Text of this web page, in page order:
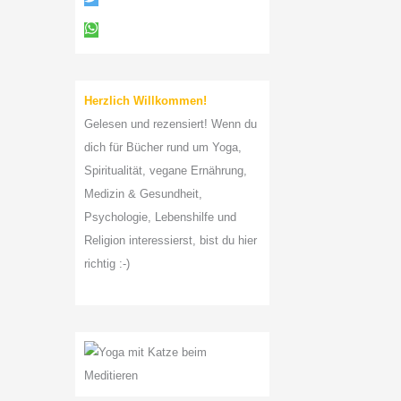
a
c
Herzlich Willkommen!
Gelesen und rezensiert! Wenn du
dich für Bücher rund um Yoga,
Spiritualität, vegane Ernährung,
Medizin & Gesundheit,
Psychologie, Lebenshilfe und
Religion interessierst, bist du hier
richtig :-)